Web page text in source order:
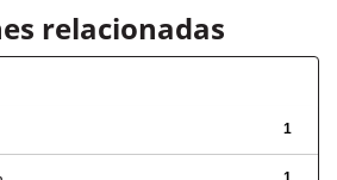
relacionadas
1